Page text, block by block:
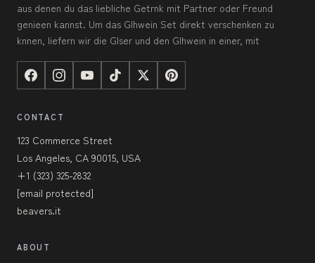
aus denen du das liebliche Getrnk mit Partner oder Freund
genieen kannst. Um das Glhwein Set direkt verschenken zu
knnen, liefern wir die Glser und den Glhwein in einer, mit
CONTACT
123 Commerce Street
Los Angeles, CA 90015, USA
+1 (323) 325-2832
[email protected]
beavers.it
ABOUT